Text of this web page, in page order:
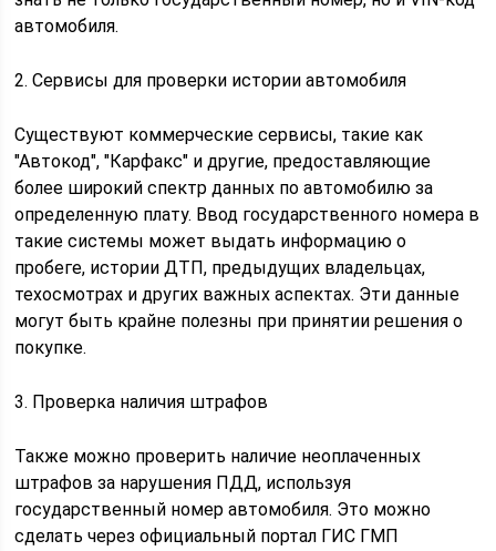
автомобиля.
2. Сервисы для проверки истории автомобиля
Существуют коммерческие сервисы, такие как
"Автокод", "Карфакс" и другие, предоставляющие
более широкий спектр данных по автомобилю за
определенную плату. Ввод государственного номера в
такие системы может выдать информацию о
пробеге, истории ДТП, предыдущих владельцах,
техосмотрах и других важных аспектах. Эти данные
могут быть крайне полезны при принятии решения о
покупке.
3. Проверка наличия штрафов
Также можно проверить наличие неоплаченных
штрафов за нарушения ПДД, используя
государственный номер автомобиля. Это можно
сделать через официальный портал ГИС ГМП